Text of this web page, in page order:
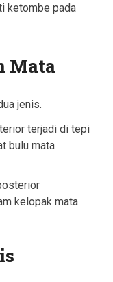
ketombe pada
Mata
jenis.
terjadi di tepi
bulu mata
kelopak mata